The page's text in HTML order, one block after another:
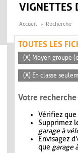
VIGNETTES
Accueil Recherche
TOUTES LES
(X) Moyen groupe
(X) En classe
Votre
Vérifiez
Supprimez
garage à
Envisagez
que garage